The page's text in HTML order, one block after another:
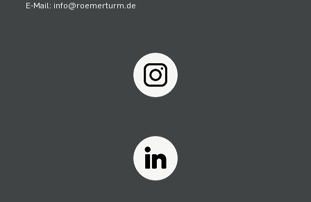
E-Mail: info@roemerturm.de